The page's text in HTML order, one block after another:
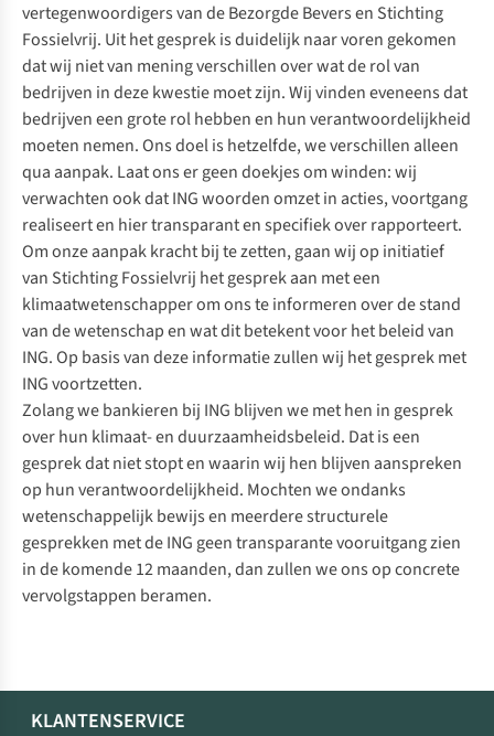
vertegenwoordigers van de Bezorgde Bevers en Stichting
Fossielvrij. Uit het gesprek is duidelijk naar voren gekomen
dat wij niet van mening verschillen over wat de rol van
bedrijven in deze kwestie moet zijn. Wij vinden eveneens dat
bedrijven een grote rol hebben en hun verantwoordelijkheid
moeten nemen. Ons doel is hetzelfde, we verschillen alleen
qua aanpak. Laat ons er geen doekjes om winden: wij
verwachten ook dat ING woorden omzet in acties, voortgang
realiseert en hier transparant en specifiek over rapporteert.
Om onze aanpak kracht bij te zetten, gaan wij op initiatief
van Stichting Fossielvrij het gesprek aan met een
klimaatwetenschapper om ons te informeren over de stand
van de wetenschap en wat dit betekent voor het beleid van
ING. Op basis van deze informatie zullen wij het gesprek met
ING voortzetten.
Zolang we bankieren bij ING blijven we met hen in gesprek
over hun klimaat- en duurzaamheidsbeleid. Dat is een
gesprek dat niet stopt en waarin wij hen blijven aanspreken
op hun verantwoordelijkheid. Mochten we ondanks
wetenschappelijk bewijs en meerdere structurele
gesprekken met de ING geen transparante vooruitgang zien
in de komende 12 maanden, dan zullen we ons op concrete
vervolgstappen beramen.
KLANTENSERVICE